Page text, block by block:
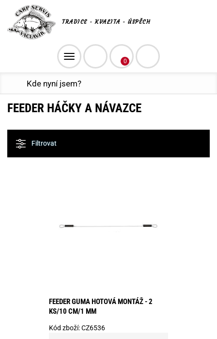
TRADICE - KVALITA - ÚSPĚCH
Toggle
navigation
0
Kde nyní jsem?
FEEDER HÁČKY A NÁVAZCE
Filtrovat
FEEDER GUMA HOTOVÁ MONTÁŽ - 2
KS/10 CM/1 MM
Kód zboží:CZ6536